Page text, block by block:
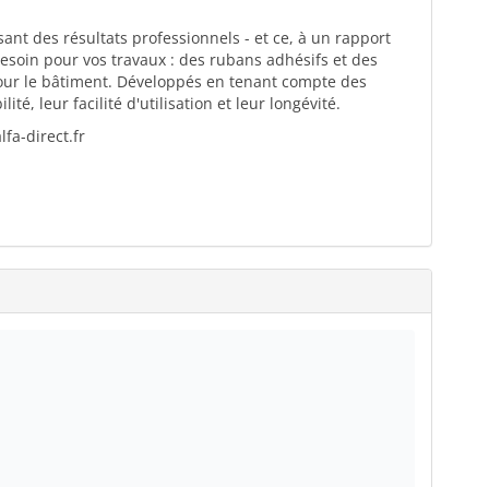
des résultats professionnels - et ce, à un rapport
pour vos travaux : des rubans adhésifs et des
le bâtiment. Développés en tenant compte des
leur facilité d'utilisation et leur longévité.
direct.fr